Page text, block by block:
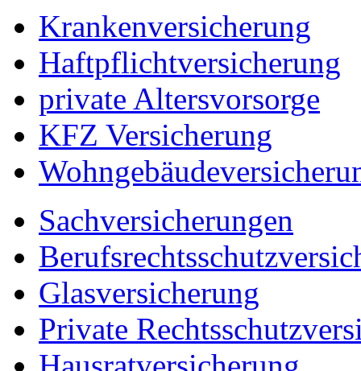
Krankenversicherung
Haftpflichtversicherung
private Altersvorsorge
KFZ Versicherung
Sachversicherungen
Glasversicherung
Private